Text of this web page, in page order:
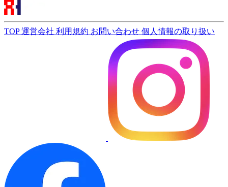
TOP運営会社 利用規約 お問い合わせ 個人情報の取り扱い